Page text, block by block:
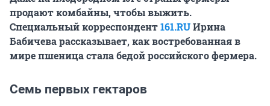
продают комбайны, чтобы выжить.
Специальный корреспондент161.RUИрина
Бабичева рассказывает, как востребованная в
мире пшеница стала бедой российского фермера.
Семь первых гектаров